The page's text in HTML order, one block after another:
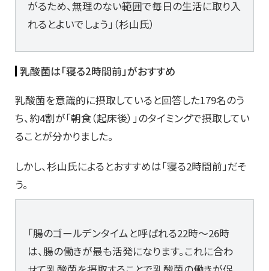
がるため、無理のない範囲で毎日の生活に取り入
れるとよいでしょう」（杉山氏）
乳酸菌は「寝る2時間前」がおすすめ
乳酸菌を意識的に摂取していると回答した179名のう
ち、約4割が「朝食（起床後）」のタイミングで摂取してい
ることが分かりました。
しかし、杉山氏によるとおすすめは「寝る2時間前」だそ
う。
「腸のゴールデンタイムと呼ばれる22時～26時
は、腸の働きが最も活発になります。これに合わ